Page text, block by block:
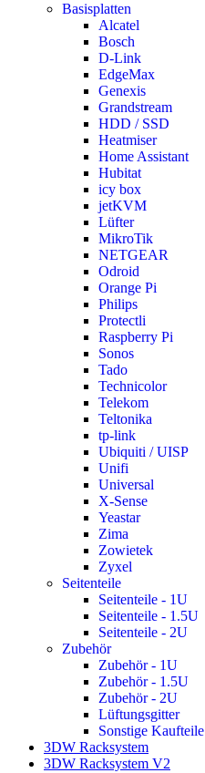
Basisplatten
Alcatel
Bosch
D-Link
EdgeMax
Genexis
Grandstream
HDD / SSD
Heatmiser
Home Assistant
Hubitat
icy box
jetKVM
Lüfter
MikroTik
NETGEAR
Odroid
Orange Pi
Philips
Protectli
Raspberry Pi
Sonos
Tado
Technicolor
Telekom
Teltonika
tp-link
Ubiquiti / UISP
Unifi
Universal
X-Sense
Yeastar
Zima
Zowietek
Zyxel
Seitenteile
Seitenteile - 1U
Seitenteile - 1.5U
Seitenteile - 2U
Zubehör
Zubehör - 1U
Zubehör - 1.5U
Zubehör - 2U
Lüftungsgitter
Sonstige Kaufteile
3DW Racksystem
3DW Racksystem V2